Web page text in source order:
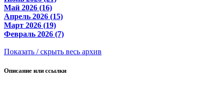
Май 2026 (16)
Апрель 2026 (15)
Март 2026 (19)
Февраль 2026 (7)
Показать / скрыть весь архив
Описание или ссылки